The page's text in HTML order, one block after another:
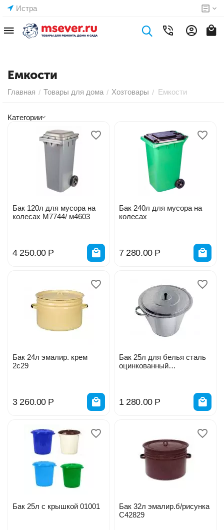
Истра
Емкости
Главная / Товары для дома / Хозтовары / Емкости
Категории
Бак 120л для мусора на
колесах М7744/ м4603
4 250.00 Р
Бак 240л для мусора на
колесах
7 280.00 Р
Бак 24л эмалир. крем
2с29
3 260.00 Р
Бак 25л для белья сталь
оцинкованный
1 280.00 Р
Бак 25л с крышкой 01001
Бак 32л эмалир.б/рисунка
С42829